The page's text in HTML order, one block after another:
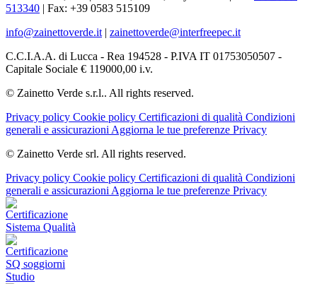
513340 | Fax: +39 0583 515109
info@zainettoverde.it | zainettoverde@interfreepec.it
C.C.I.A.A. di Lucca - Rea 194528 - P.IVA IT 01753050507 -
Capitale Sociale € 119000,00 i.v.
© Zainetto Verde s.r.l.. All rights reserved.
Privacy policy Cookie policy Certificazioni di qualità Condizioni
generali e assicurazioni Aggiorna le tue preferenze Privacy
© Zainetto Verde srl. All rights reserved.
Privacy policy Cookie policy Certificazioni di qualità Condizioni
generali e assicurazioni Aggiorna le tue preferenze Privacy